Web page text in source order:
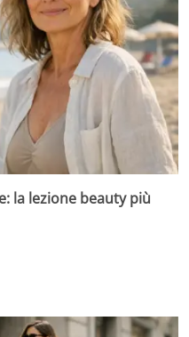
la lezione beauty più